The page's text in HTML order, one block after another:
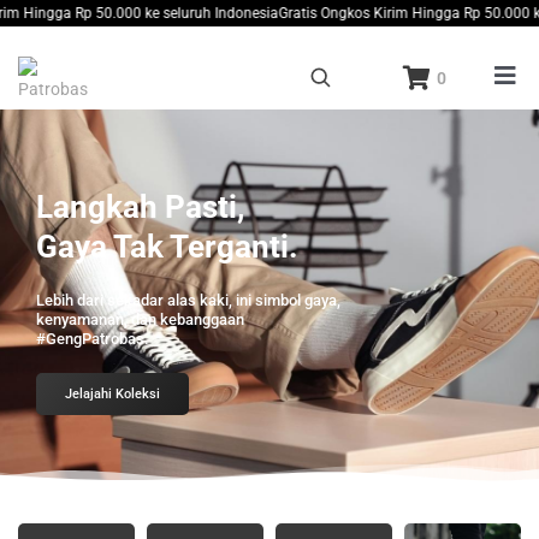
Rp 50.000 ke seluruh IndonesiaGratis Ongkos Kirim Hingga Rp 50.000 ke
0
Langkah Pasti,
Gaya Tak Terganti.
Lebih dari sekadar alas kaki, ini simbol gaya,
kenyamanan, dan kebanggaan
#GengPatrobas.
Jelajahi Koleksi